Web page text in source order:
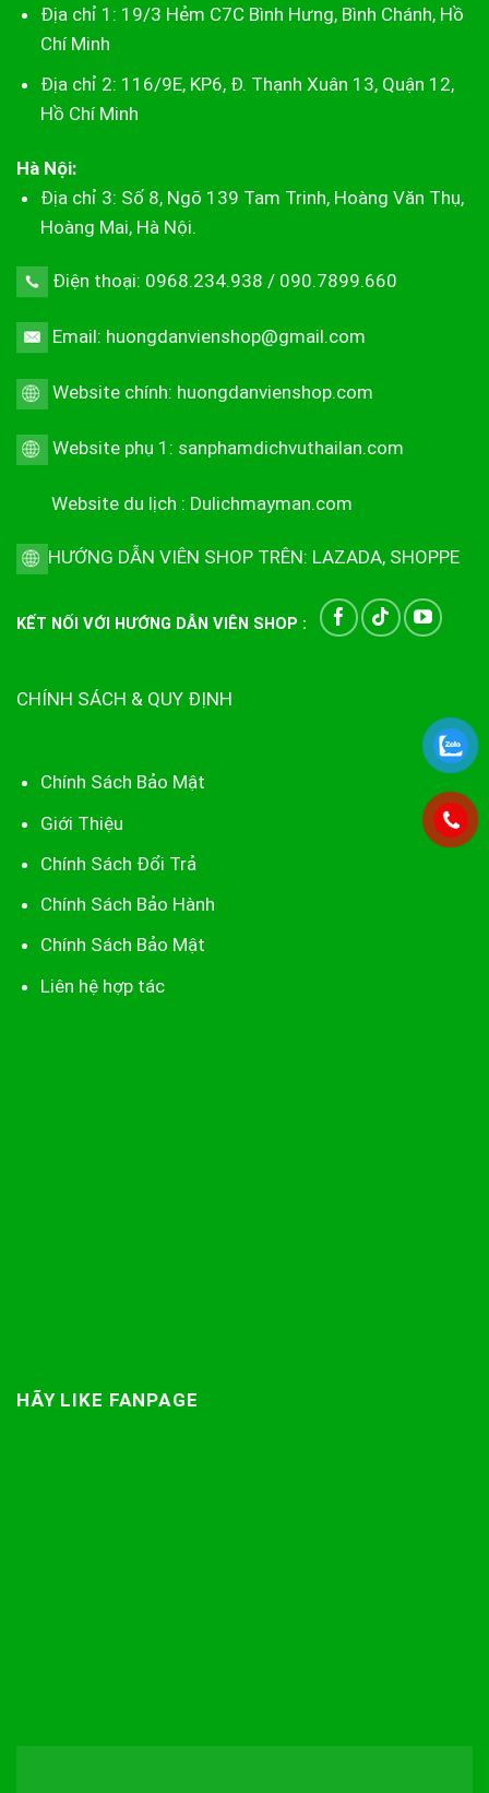
Địa chỉ 1: 19/3 Hẻm C7C Bình Hưng, Bình Chánh, Hồ
Chí Minh
Địa chỉ 2: 116/9E, KP6, Đ. Thạnh Xuân 13, Quận 12,
Hồ Chí Minh
Hà Nội:
Địa chỉ 3: Số 8, Ngõ 139 Tam Trinh, Hoàng Văn Thụ,
Hoàng Mai, Hà Nội.
Điện thoại: 0968.234.938 / 090.7899.660
Email: huongdanvienshop@gmail.com
Website chính: huongdanvienshop.com
Website phụ 1: sanphamdichvuthailan.com
Website du lịch : Dulichmayman.com
HƯỚNG DẪN VIÊN SHOP TRÊN: LAZADA, SHOPPE
KẾT NỐI VỚI HƯỚNG DẪN VIÊN SHOP :
CHÍNH SÁCH & QUY ĐỊNH
Chính Sách Bảo Mật
Giới Thiệu
Chính Sách Đổi Trả
Chính Sách Bảo Hành
Chính Sách Bảo Mật
Liên hệ hợp tác
HÃY LIKE FANPAGE